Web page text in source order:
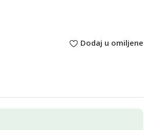
Dodaj u omiljene